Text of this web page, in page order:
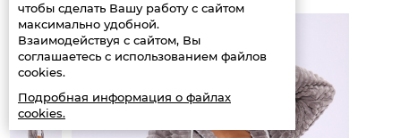
чтобы сделать Вашу работу с сайтом
максимально удобной.
Взаимодействуя с сайтом, Вы
соглашаетесь с использованием файлов
cookies.
Подробная информация о файлах
cookies.